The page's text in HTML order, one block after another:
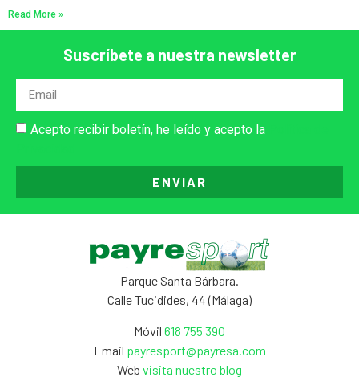
Read More »
Suscríbete a nuestra newsletter
Acepto recibir boletín, he leído y acepto la
ENVIAR
Parque Santa Bárbara.
Calle Tucidides, 44 (Málaga)
Móvil 618 755 390
Email payresport@payresa.com
Web visita nuestro blog